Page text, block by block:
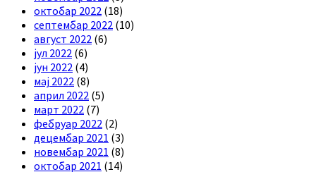
октобар 2022 (18)
септембар 2022 (10)
август 2022 (6)
јул 2022 (6)
јун 2022 (4)
мај 2022 (8)
април 2022 (5)
март 2022 (7)
фебруар 2022 (2)
децембар 2021 (3)
новембар 2021 (8)
октобар 2021 (14)